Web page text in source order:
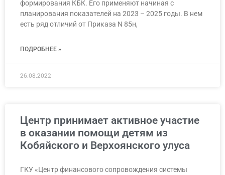
формирования КБК. Его применяют начиная с
планирования показателей на 2023 – 2025 годы. В нем
есть ряд отличий от Приказа N 85н,
ПОДРОБНЕЕ »
26.08.2022
Центр принимает активное участие
в оказании помощи детям из
Кобяйского и Верхоянского улуса
ГКУ «Центр финансового сопровождения системы